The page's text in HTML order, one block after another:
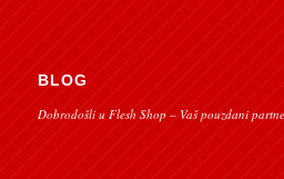
BLOG
Dobrodošli u Flesh Shop – Vaš pouzdani